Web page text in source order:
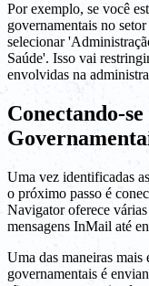
Por exemplo, se você
governamentais no
selecionar
Saúde'. Isso vai
envolvidas na
Conectando-
Uma vez identificadas
o próximo passo é
Navigator oferece
mensagens InMail até
Uma das maneiras mais
governamentais é